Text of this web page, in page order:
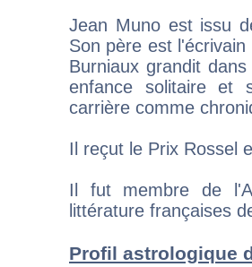
Jean Muno est issu
Son père est
Burniaux grandit
enfance solitaire et
carrière comme
Il reçut le Prix Rossel
Il fut membre de
littérature françaises
Profil astrologique